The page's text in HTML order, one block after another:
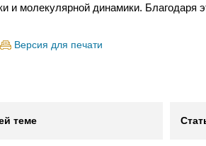
и молекулярной динамики. Благодаря
Версия для печати
теме